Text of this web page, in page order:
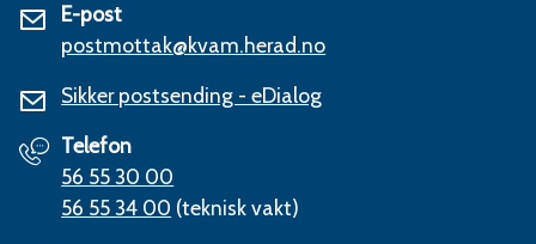
E-post
postmottak@kvam.herad.no
Sikker postsending - eDialog
Telefon
56 55 30 00
56 55 34 00 (teknisk vakt)